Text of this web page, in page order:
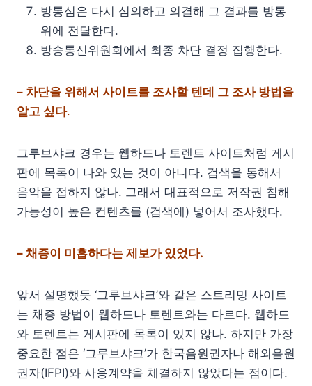
방통심은 다시 심의하고 의결해 그 결과를 방통
위에 전달한다.
방송통신위원회에서 최종 차단 결정 집행한다.
– 차단을 위해서 사이트를 조사할 텐데 그 조사 방법을
알고 싶다.
그루브샤크 경우는 웹하드나 토렌트 사이트처럼 게시
판에 목록이 나와 있는 것이 아니다. 검색을 통해서
음악을 접하지 않나. 그래서 대표적으로 저작권 침해
가능성이 높은 컨텐츠를 (검색에) 넣어서 조사했다.
– 채증이 미흡하다는 제보가 있었다.
앞서 설명했듯 ‘그루브샤크’와 같은 스트리밍 사이트
는 채증 방법이 웹하드나 토렌트와는 다르다. 웹하드
와 토렌트는 게시판에 목록이 있지 않나. 하지만 가장
중요한 점은 ‘그루브샤크’가 한국음원권자나 해외음원
권자(IFPI)와 사용계약을 체결하지 않았다는 점이다.